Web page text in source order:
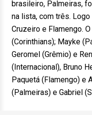
brasileiro, Palmeiras,
na lista, com três.
Cruzeiro e Flamengo.
(Corinthians); Mayke
Geromel (Grêmio) e
(Internacional), Bruno
Paquetá (Flamengo) e
(Palmeiras) e Gabriel